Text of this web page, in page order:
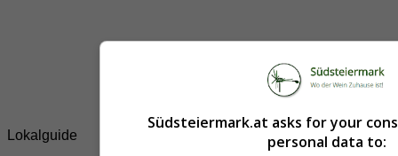
Lokalguide
Südsteiermark.at asks for your
personal data to: